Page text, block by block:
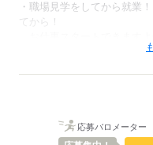
・職場見学をしてから就業
てから！
◇電話対応なし！ チャッ
応募バロメーター